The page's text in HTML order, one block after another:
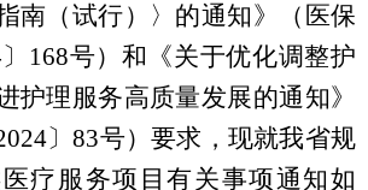
南（试行）〉的通知》（医保
〕 168号）和《关于优化调整护
护理服务高质量发展的通知》
〕83号）要求，现就我省规
疗服务项目有关事项通知如